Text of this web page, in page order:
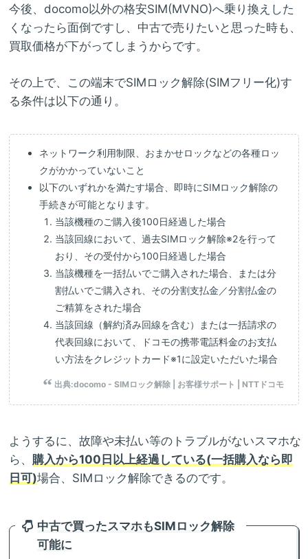
今後、docomo以外の格安SIM(MVNO)へ乗り換えした
くなったら面倒ですし、中古で売りたいと思った時も、
買取価格が下がってしまうからです。
その上で、この端末でSIMロック解除(SIMフリー化)す
る条件は以下の通り。
ネットワーク利用制限、おまかせロックなどの各種ロッ
クがかかっていないこと
以下のいずれかを満たす場合、即時にSIMロック解除の
手続きが可能となります。
当該機種のご購入後100日経過した場合
当該回線において、過去SIMロック解除※2を行って
おり、その受付から100日経過した場合
当該機種を一括払いでご購入された場合、または分
割払いでご購入され、その分割支払金／分割払金の
ご精算をされた場合
当該回線（解約済み回線を含む）または一括請求の
代表回線において、ドコモの携帯電話料金のお支払
い方法をクレジットカード※1に設定いただいた場合
出典:docomo - SIMロック解除 | お客様サポート | NTTドコモ
ようするに、故障や未払い等のトラブルがないスマホな
ら、 購入から100日以上経過している(一括購入なら即
日可)場合、SIMロック解除できるのです。
中古で買ったスマホもSIMロック解除
可能に